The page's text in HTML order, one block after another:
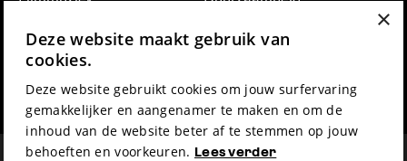
Press & Industry
Film Fest Friends
vrijwilligerswerk bij FFG
Privacy & Disclaimer
×
Deze website maakt gebruik van
cookies.
Deze website gebruikt cookies om jouw surfervaring
gemakkelijker en aangenamer te maken en om de
inhoud van de website beter af te stemmen op jouw
behoeften en voorkeuren. Lees verder